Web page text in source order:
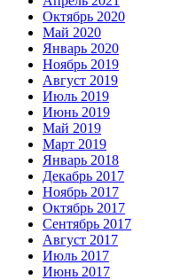
Октябрь 2020
Май 2020
Январь 2020
Ноябрь 2019
Август 2019
Июль 2019
Июнь 2019
Май 2019
Март 2019
Январь 2018
Декабрь 2017
Ноябрь 2017
Октябрь 2017
Сентябрь 2017
Август 2017
Июль 2017
Июнь 2017